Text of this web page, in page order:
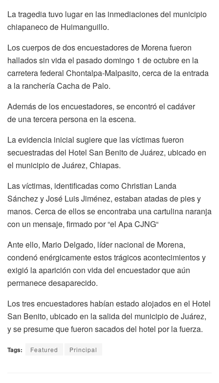
La tragedia tuvo lugar en las inmediaciones del municipio
chiapaneco de Huimanguillo.
Los cuerpos de dos encuestadores de Morena fueron
hallados sin vida el pasado domingo 1 de octubre en la
carretera federal Chontalpa-Malpasito, cerca de la entrada
a la ranchería Cacha de Palo.
Además de los encuestadores, se encontró el cadáver
de una tercera persona en la escena.
La evidencia inicial sugiere que las víctimas fueron
secuestradas del Hotel San Benito de Juárez, ubicado en
el municipio de Juárez, Chiapas.
Las víctimas, identificadas como Christian Landa
Sánchez y José Luis Jiménez, estaban atadas de pies y
manos. Cerca de ellos se encontraba una cartulina naranja
con un mensaje, firmado por “el Apa CJNG“
Ante ello, Mario Delgado, líder nacional de Morena,
condenó enérgicamente estos trágicos acontecimientos y
exigió la aparición con vida del encuestador que aún
permanece desaparecido.
Los tres encuestadores habían estado alojados en el Hotel
San Benito, ubicado en la salida del municipio de Juárez,
y se presume que fueron sacados del hotel por la fuerza.
Tags: Featured Principal